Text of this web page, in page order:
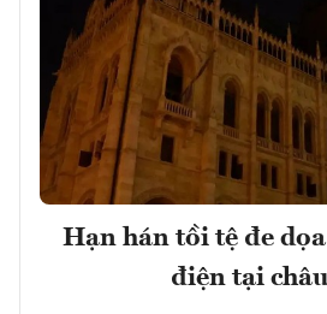
Hạn hán tồi tệ đe
điện tại